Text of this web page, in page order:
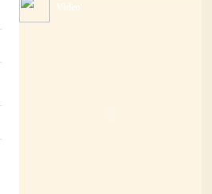
Video